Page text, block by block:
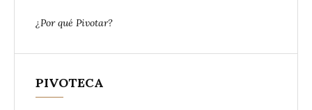
¿Por qué Pivotar?
PIVOTECA